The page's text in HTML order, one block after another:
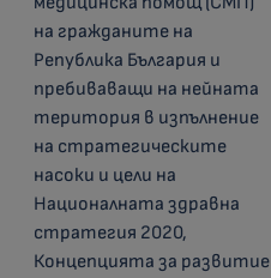
на гражданите на
Република България и
пребиваващи на нейната
територия в изпълнение
на стратегическите
насоки и цели на
Националната здравна
стратегия 2020,
Концепцията за развитие